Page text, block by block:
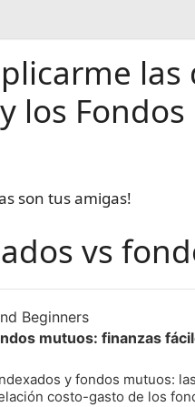
los
son tus amigas!
vs
Beginners
mutuos: finanzas
y fondos mutuos:
costo-gasto de los